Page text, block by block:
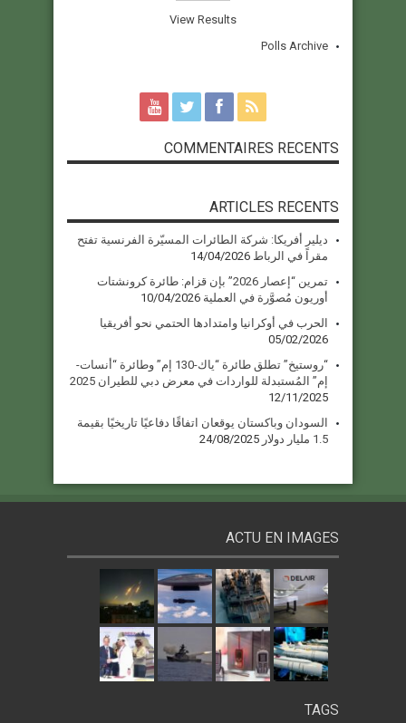
View Results
Polls Archive
COMMENTAIRES RECENTS
ARTICLES RECENTS
ديلير أفريكا: شركة الطائرات المسيّرة الفرنسية تفتح
مقراً في الرباط 14/04/2026
تمرين “إعصار 2026” بإن قزام: طائرة كرونشتات
أوريون مُصوَّرة في العملية 10/04/2026
الحرب في أوكرانيا وامتدادها الحتمي نحو أفريقيا
05/02/2026
“روستيخ” تطلق طائرة “ياك-130 إم” وطائرة “أنسات-
إم” المُستبدلة للواردات في معرض دبي للطيران 2025
12/11/2025
السودان وباكستان يوقعان اتفاقًا دفاعيًا تاريخيًا بقيمة
1.5 مليار دولار
24/08/2025
ACTU EN IMAGES
TAGS